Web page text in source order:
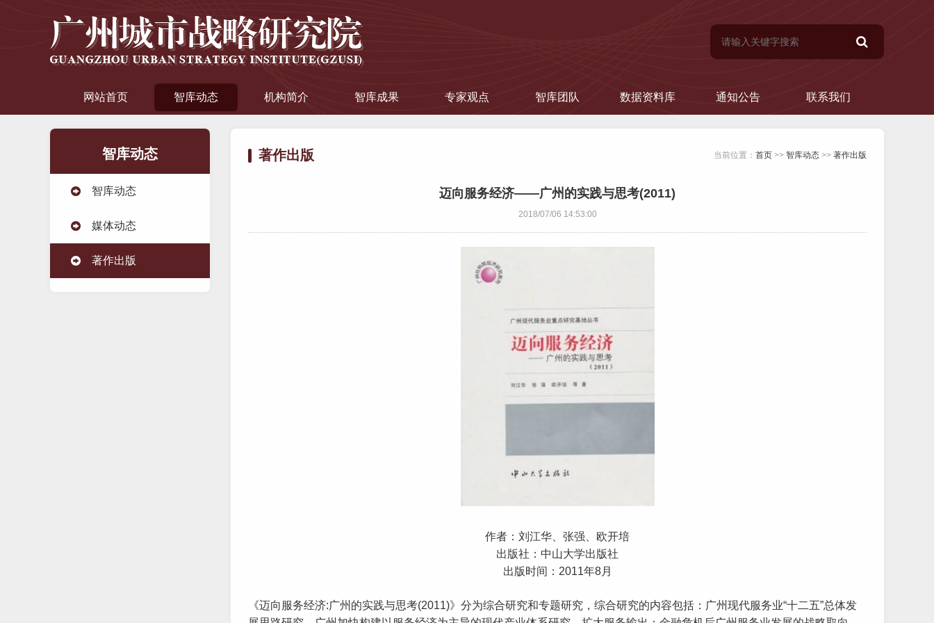
网站首页 智库动态 机构简介 智库成果 专家观点 智库团队 数据资料库 通知公告 联系我们
智库动态
智库动态
媒体动态
著作出版
著作出版 当前位置： 首页 >> 智库动态 >> 著作出版
迈向服务经济——广州的实践与思考(2011)
2018/07/06 14:53:00
作者：刘江华、张强、欧开培
出版社：中山大学出版社
出版时间：2011年8月
《迈向服务经济:广州的实践与思考(2011)》分为综合研究和专题研究，综合研究的内容包括：广州现代服务业“十二五”总体发